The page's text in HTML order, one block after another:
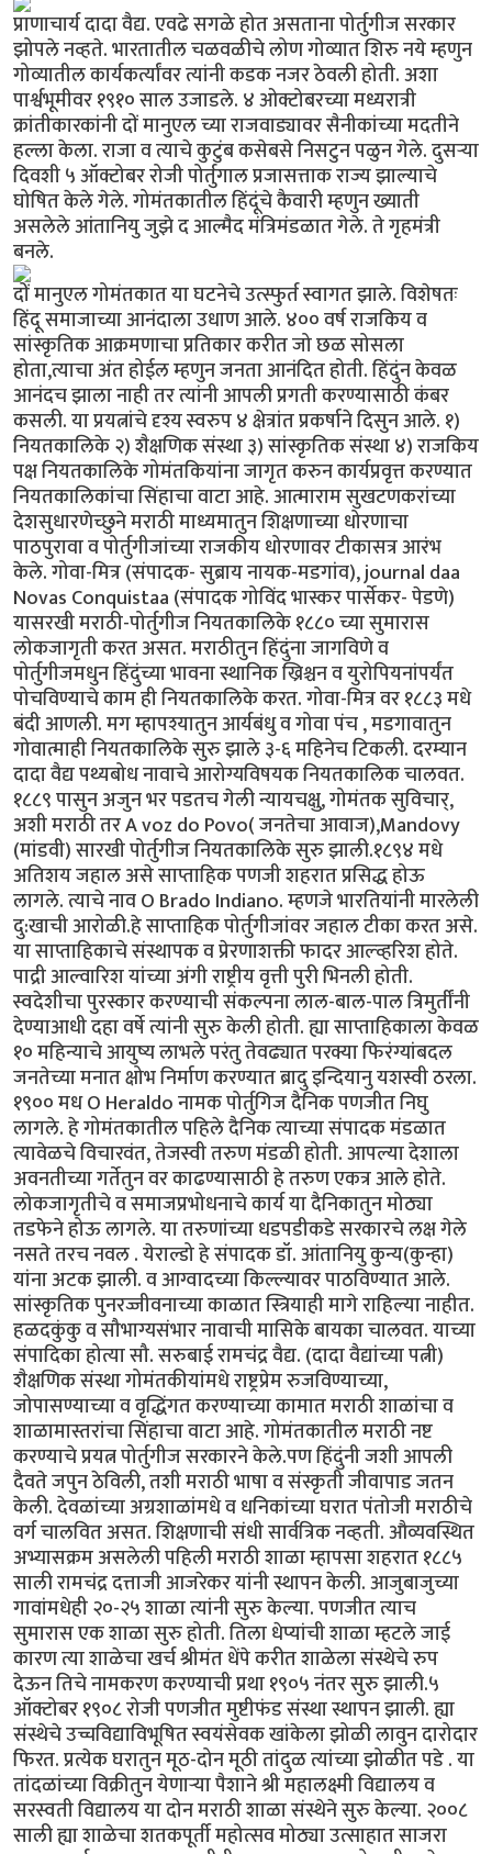
प्राणाचार्य दादा वैद्य. एवढे सगळे होत असताना पोर्तुगीज सरकार
झोपले नव्हते. भारतातील चळवळीचे लोण गोव्यात शिरु नये म्हणुन
गोव्यातील कार्यकर्त्यांवर त्यांनी कडक नजर ठेवली होती. अशा
पार्श्वभूमीवर १९१० साल उजाडले. ४ ओक्टोबरच्या मध्यरात्री
क्रांतीकारकांनी दों मानुएल च्या राजवाड्यावर सैनीकांच्या मदतीने
हल्ला केला. राजा व त्याचे कुटुंब कसेबसे निसटुन पळुन गेले. दुसर्‍या
दिवशी ५ ऑक्टोबर रोजी पोर्तुगाल प्रजासत्ताक राज्य झाल्याचे
घोषित केले गेले. गोमंतकातील हिंदूंचे कैवारी म्हणुन ख्याती
असलेले आंतानियु जुझे द आल्मैद मंत्रिमंडळात गेले. ते गृहमंत्री
बनले.
दों मानुएल गोमंतकात या घटनेचे उत्स्फुर्त स्वागत झाले. विशेषतः
हिंदू समाजाच्या आनंदाला उधाण आले. ४०० वर्ष राजकिय व
सांस्कृतिक आक्रमणाचा प्रतिकार करीत जो छळ सोसला
होता,त्याचा अंत होईल म्हणुन जनता आनंदित होती. हिंदुंन केवळ
आनंदच झाला नाही तर त्यांनी आपली प्रगती करण्यासाठी कंबर
कसली. या प्रयत्नांचे दृश्य स्वरुप ४ क्षेत्रांत प्रकर्षाने दिसुन आले. १)
नियतकालिके २) शैक्षणिक संस्था ३) सांस्कृतिक संस्था ४) राजकिय
पक्ष नियतकालिके गोमंतकियांना जागृत करुन कार्यप्रवृत्त करण्यात
नियतकालिकांचा सिंहाचा वाटा आहे. आत्माराम सुखटणकरांच्या
देशसुधारणेच्छुने मराठी माध्यमातुन शिक्षणाच्या धोरणाचा
पाठपुरावा व पोर्तुगीजांच्या राजकीय धोरणावर टीकासत्र आरंभ
केले. गोवा-मित्र (संपादक- सुब्राय नायक-मडगांव), journal daa
Novas Conquistaa (संपादक गोविंद भास्कर पार्सेकर- पेडणे)
यासरखी मराठी-पोर्तुगीज नियतकालिके १८८० च्या सुमारास
लोकजागृती करत असत. मराठीतुन हिंदुंना जागविणे व
पोर्तुगीजमधुन हिंदुंच्या भावना स्थानिक ख्रिश्चन व युरोपियनांपर्यंत
पोचविण्याचे काम ही नियतकालिके करत. गोवा-मित्र वर १८८३ मधे
बंदी आणली. मग म्हापश्यातुन आर्यबंधु व गोवा पंच , मडगावातुन
गोवात्माही नियतकालिके सुरु झाले ३-६ महिनेच टिकली. दरम्यान
दादा वैद्य पथ्यबोध नावाचे आरोग्यविषयक नियतकालिक चालवत.
१८८९ पासुन अजुन भर पडतच गेली न्यायचक्षु, गोमंतक सुविचार्,
अशी मराठी तर A voz do Povo( जनतेचा आवाज),Mandovy
(मांडवी) सारखी पोर्तुगीज नियतकालिके सुरु झाली.१८९४ मधे
अतिशय जहाल असे साप्ताहिक पणजी शहरात प्रसिद्ध होऊ
लागले. त्याचे नाव O Brado Indiano. म्हणजे भारतियांनी मारलेली
दु:खाची आरोळी.हे साप्ताहिक पोर्तुगीजांवर जहाल टीका करत असे.
या साप्ताहिकाचे संस्थापक व प्रेरणाशक्ती फादर आल्व्हरिश होते.
पाद्री आल्वारिश यांच्या अंगी राष्ट्रीय वृत्ती पुरी भिनली होती.
स्वदेशीचा पुरस्कार करण्याची संकल्पना लाल-बाल-पाल त्रिमुर्तींनी
देण्याआधी दहा वर्षे त्यांनी सुरु केली होती. ह्या साप्ताहिकाला केवळ
१० महिन्याचे आयुष्य लाभले परंतु तेवढ्यात परक्या फिरंग्यांबदल
जनतेच्या मनात क्षोभ निर्माण करण्यात ब्रादु इन्दियानु यशस्वी ठरला.
१९०० मध O Heraldo नामक पोर्तुगिज दैनिक पणजीत निघु
लागले. हे गोमंतकातील पहिले दैनिक त्याच्या संपादक मंडळात
त्यावेळचे विचारवंत, तेजस्वी तरुण मंडळी होती. आपल्या देशाला
अवनतीच्या गर्तेतुन वर काढण्यासाठी हे तरुण एकत्र आले होते.
लोकजागृतीचे व समाजप्रभोधनाचे कार्य या दैनिकातुन मोठ्या
तडफेने होऊ लागले. या तरुणांच्या धडपडीकडे सरकारचे लक्ष गेले
नसते तरच नवल . येराल्डो हे संपादक डॉ. आंतानियु कुन्य(कुन्हा)
यांना अटक झाली. व आग्वादच्या किल्ल्यावर पाठविण्यात आले.
सांस्कृतिक पुनरज्जीवनाच्या काळात स्त्रियाही मागे राहिल्या नाहीत.
हळदकुंकु व सौभाग्यसंभार नावाची मासिके बायका चालवत. याच्या
संपादिका होत्या सौ. सरुबाई रामचंद्र वैद्य. (दादा वैद्यांच्या पत्नी)
शैक्षणिक संस्था गोमंतकीयांमधे राष्ट्रप्रेम रुजविण्याच्या,
जोपासण्याच्या व वृद्धिंगत करण्याच्या कामात मराठी शाळांचा व
शाळामास्तरांचा सिंहाचा वाटा आहे. गोमंतकातील मराठी नष्ट
करण्याचे प्रयत्न पोर्तुगीज सरकारने केले.पण हिंदुंनी जशी आपली
दैवते जपुन ठेविली, तशी मराठी भाषा व संस्कृती जीवापाड जतन
केली. देवळांच्या अग्रशाळांमधे व धनिकांच्या घरात पंतोजी मराठीचे
वर्ग चालवित असत. शिक्षणाची संधी सार्वत्रिक नव्हती. औव्यवस्थित
अभ्यासक्रम असलेली पहिली मराठी शाळा म्हापसा शहरात १८८५
साली रामचंद्र दत्ताजी आजरेकर यांनी स्थापन केली. आजुबाजुच्या
गावांमधेही २०-२५ शाळा त्यांनी सुरु केल्या. पणजीत त्याच
सुमारास एक शाळा सुरु होती. तिला धेप्यांची शाळा म्हटले जाई
कारण त्या शाळेचा खर्च श्रीमंत धेंपे करीत शाळेला संस्थेचे रुप
देऊन तिचे नामकरण करण्याची प्रथा १९०५ नंतर सुरु झाली.५
ऑक्टोबर १९०८ रोजी पणजीत मुष्टीफंड संस्था स्थापन झाली. ह्या
संस्थेचे उच्चविद्याविभूषित स्वयंसेवक खांकेला झोळी लावुन दारोदार
फिरत. प्रत्येक घरातुन मूठ-दोन मूठी तांदुळ त्यांच्या झोळीत पडे . या
तांदळांच्या विक्रीतुन येणार्‍या पैशाने श्री महालक्ष्मी विद्यालय व
सरस्वती विद्यालय या दोन मराठी शाळा संस्थेने सुरु केल्या. २००८
साली ह्या शाळेचा शतकपूर्ती महोत्सव मोठ्या उत्साहात साजरा